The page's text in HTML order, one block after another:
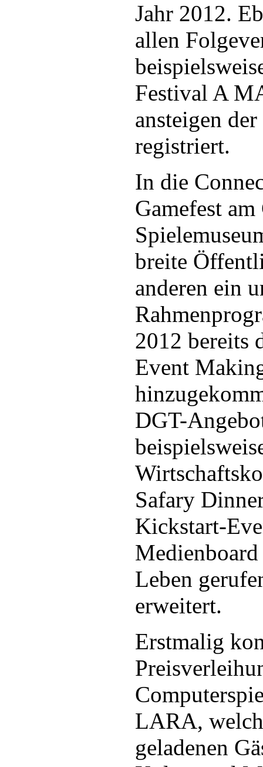
Jahr 2012.
allen
Festival A
ansteigen
registriert.
In die
Gamefest
breite
anderen ein
2012 bereits
Event
DGT-
Safary
Kickstart-
Leben
erweitert.
Erstmalig
LARA,
geladenen